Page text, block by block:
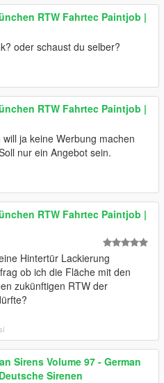
RTW Fahrtec Paintjob |
oder schaust du selber?
RTW Fahrtec Paintjob |
will ja keine Werbung machen
nur ein Angebot sein.
RTW Fahrtec Paintjob |
Hintertür Lackierung
ob ich die Fläche mit den
zukünftigen RTW der
Sirens Volume 97 - German
Sirenen